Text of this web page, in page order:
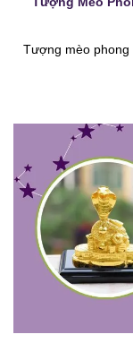
Tượng mèo phong